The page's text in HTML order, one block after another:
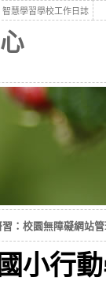
智慧學習學校工作日誌
：校園無障礙網站管
小行